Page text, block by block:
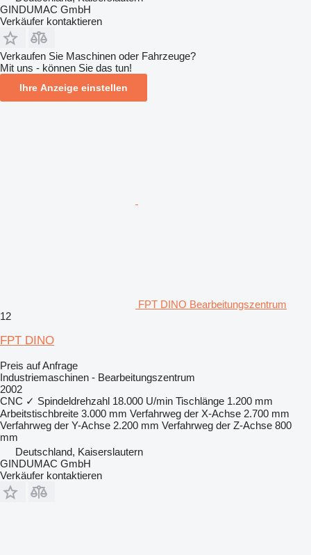
GINDUMAC GmbH
Verkäufer kontaktieren
Verkaufen Sie Maschinen oder Fahrzeuge?
Mit uns - können Sie das tun!
Ihre Anzeige einstellen
FPT DINO Bearbeitungszentrum
12
FPT DINO
Preis auf Anfrage
Industriemaschinen - Bearbeitungszentrum
2002
CNC ✓ Spindeldrehzahl 18.000 U/min Tischlänge 1.200 mm
Arbeitstischbreite 3.000 mm Verfahrweg der X-Achse 2.700 mm
Verfahrweg der Y-Achse 2.200 mm Verfahrweg der Z-Achse 800
mm
Deutschland, Kaiserslautern
GINDUMAC GmbH
Verkäufer kontaktieren